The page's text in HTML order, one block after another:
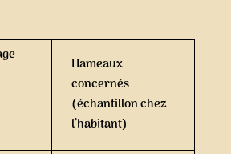
Hameaux
concernés
(échantillon chez
l’habitant)